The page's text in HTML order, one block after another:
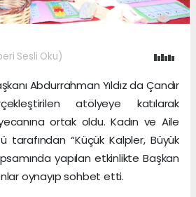
Sesli Oku)
Abdurrahman Yıldız da Çandır
atölyeye katılarak
ortak oldu. Kadın ve Aile
tarafından “Küçük Kalpler, Büyük
yapılan etkinlikte Başkan
oynayıp sohbet etti.